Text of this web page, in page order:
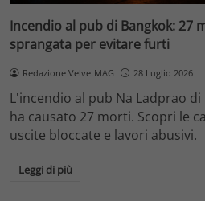
Incendio al pub di Bangkok: 27
sprangata per evitare furti
Redazione VelvetMAG 28 Luglio 2026
L'incendio al pub Na Ladprao
ha causato 27 morti. Scopri le
uscite bloccate e lavori abusivi.
Leggi di più